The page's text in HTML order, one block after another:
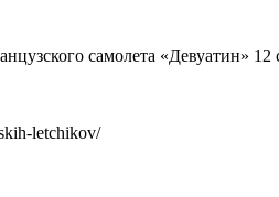
самолета «Девуатин»
letchikov/